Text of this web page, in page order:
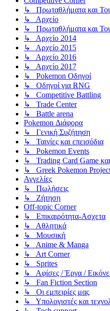
↳ Πρωταθλήματα και
↳ Αρχείο
↳ Πρωταθλήματα και
↳ Αρχείο 2014
↳ Αρχείο 2015
↳ Αρχείο 2016
↳ Αρχείο 2017
↳ Pokemon Οδηγοί
↳ Οδηγοί για RNG
↳ Competitive Battling
↳ Trade Center
↳ Battle arena
Pokemon Διάφορα
↳ Γενική Συζήτηση
↳ Ταινίες και επεισόδια
↳ Pokemon Events
↳ Trading Card Game και
↳ Greek Pokemon
Αγγελίες
↳ Πωλήσεις
↳ Ζήτηση
Off-topic Corner
↳ Επικαιρότητα-Ασχετα
↳ Αθλητικά
↳ Μουσική
↳ Anime & Manga
↳ Art Corner
↳ Sprites
↳ Αφίσες / Έργα /
↳ Fan Fiction Section
↳ Οι εμπειρίες μας
↳ Υπολογιστές και